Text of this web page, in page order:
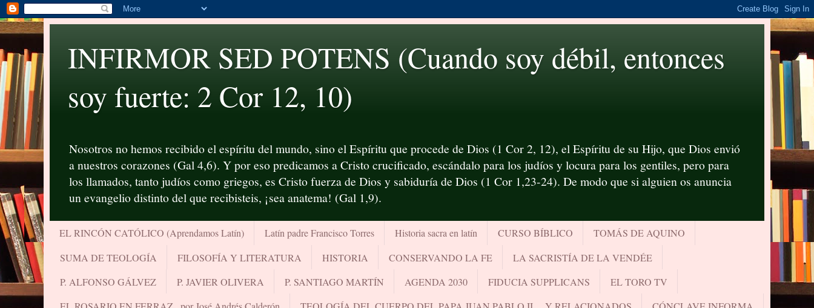
INFIRMOR SED POTENS (Cuando soy débil, entonces
soy fuerte: 2 Cor 12, 10)
Nosotros no hemos recibido el espíritu del mundo, sino el Espíritu que procede de Dios (1 Cor 2, 12), el Espíritu de su Hijo, que Dios envió
a nuestros corazones (Gal 4,6). Y por eso predicamos a Cristo crucificado, escándalo para los judíos y locura para los gentiles, pero para
los llamados, tanto judíos como griegos, es Cristo fuerza de Dios y sabiduría de Dios (1 Cor 1,23-24). De modo que si alguien os anuncia
un evangelio distinto del que recibisteis, ¡sea anatema! (Gal 1,9).
EL RINCÓN CATÓLICO (Aprendamos Latín) Latín padre Francisco Torres Historia sacra en latín CURSO BÍBLICO
TOMÁS DE AQUINO
SUMA DE TEOLOGÍA
FILOSOFÍA Y LITERATURA HISTORIA CONSERVANDO LA FE
LA SACRISTÍA DE LA VENDÉE
P. ALFONSO GÁLVEZ
P. JAVIER OLIVERA P. SANTIAGO MARTÍN AGENDA 2030 FIDUCIA SUPPLICANS
EL TORO TV